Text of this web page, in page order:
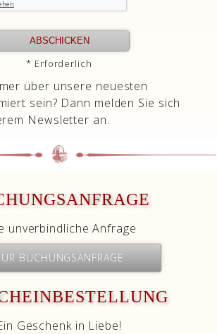
* Erforderlich
über unsere neuesten
sein? Dann melden Sie sich
Newsletter an.
unverbindliche Anfrage
BUCHUNGSANFRAGE
Geschenk in Liebe!